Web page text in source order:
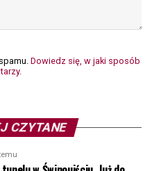
Dowiedz się, w jaki sposób
CZYTANE